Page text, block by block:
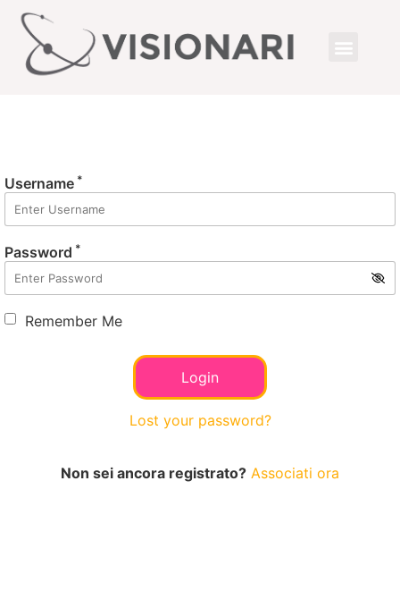
Username *
Password *
Remember Me
Lost your password?
Non sei ancora registrato? Associati ora